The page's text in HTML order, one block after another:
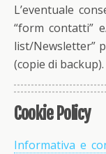
L’eventuale
“form contatti”
list/Newsletter”
(copie di backup).
Cookie Policy
Informativa e